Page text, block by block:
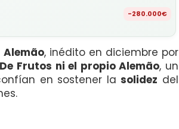
-280.000€
Alemão, inédito en diciembre por
Frutos ni el propio Alemão, un
en sostener lasolidez del